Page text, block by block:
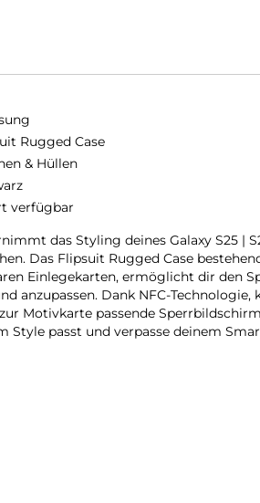
Rugged Case
& Hüllen
verfügbar
das Styling deines Galaxy S25 |
Das Flipsuit Rugged Case
Einlegekarten, ermöglicht dir den
anzupassen. Dank NFC-Technologie,
Motivkarte passende
Style passt und verpasse deinem